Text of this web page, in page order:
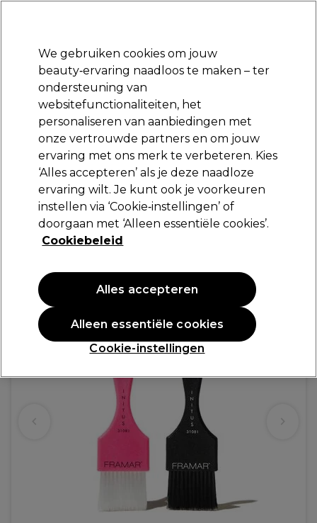
Aanmelden
Merken Deals Haar Elektra
Volgende dag geleverd*
Na verzending, maandag t/m vrijdag
Framar
Framar Power Painter Haarverf
Aanbrengborstel x2
(0
PROMOTIE
We gebruiken cookies om jouw
beauty‑ervaring naadloos te maken – ter
ondersteuning van
websitefunctionaliteiten, het
personaliseren van aanbiedingen met
onze vertrouwde partners en om jouw
ervaring met ons merk te verbeteren. Kies
‘Alles accepteren’ als je deze naadloze
ervaring wilt. Je kunt ook je voorkeuren
instellen via ‘Cookie‑instellingen’ of
doorgaan met ‘Alleen essentiële cookies’.
Cookiebeleid
Cookie-instellingen
Alleen essentiële cookies
Alles accepteren